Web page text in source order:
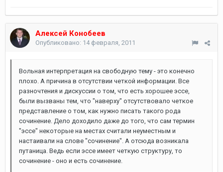
Алексей Конобеев
Опубликовано: 14 февраля, 2011
Вольная интерпретация на свободную тему - это конечно
плохо. А причина в отсутствии четкой информации. Все
разночтения и дискуссии о том, что есть хорошее эссе,
были вызваны тем, что "наверху" отсутствовало четкое
представление о том, как нужно писать такого рода
сочинение. Дело доходило даже до того, что сам термин
"эссе" некоторые на местах считали неуместным и
настаивали на слове "сочинение". А отсюда возникала
путаница. Ведь если эссе имеет четкую структуру, то
сочинение - оно и есть сочинение.